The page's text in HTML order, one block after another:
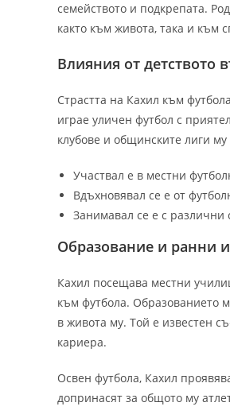
семейството и подкрепата.
както към живота, така и към
Влияния от детството
Страстта на Кахил към
играе уличен футбол с
клубове и общинските лиги
Участвал е в местни
Вдъхновявал се е от
Занимавал се е с различни
Образование и ранни
Кахил посещава местни
към футбола. Образованието
в живота му. Той е известен
кариера.
Освен футбола, Кахил
допринасят за общото му